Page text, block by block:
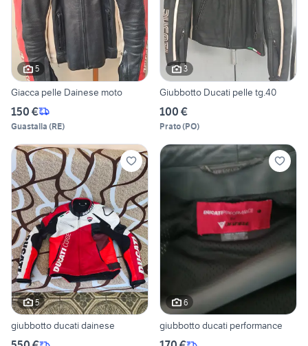
5
Giacca pelle Dainese moto
150 €
Guastalla (RE)
3
Giubbotto Ducati pelle tg.40
100 €
Prato(PO)
5
giubbotto ducati dainese
6
giubbotto ducati performance